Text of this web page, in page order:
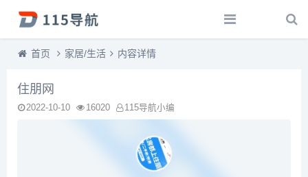
首页 家居/生活 内容详情
住朋网
2022-10-10 16020 115导航小编